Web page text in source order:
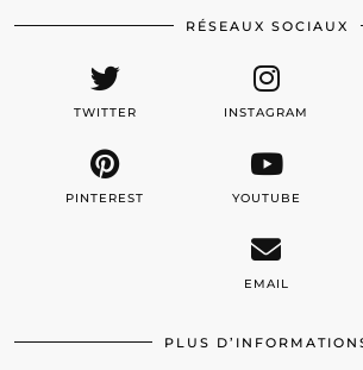
RÉSEAUX SOCIAUX
TWITTER INSTAGRAM
PINTEREST YOUTUBE
EMAIL
PLUS